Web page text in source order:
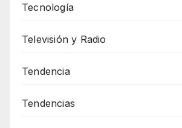
Tecnología
Televisión y Radio
Tendencia
Tendencias